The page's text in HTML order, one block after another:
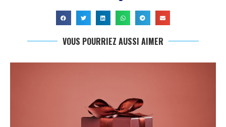
VOUS POURRIEZ AUSSI AIMER